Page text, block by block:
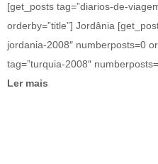
[get_posts tag=”diarios-de-
orderby=”title”] Jordânia
jordania-2008″ numberposts=0
tag=”turquia-2008″
Ler mais